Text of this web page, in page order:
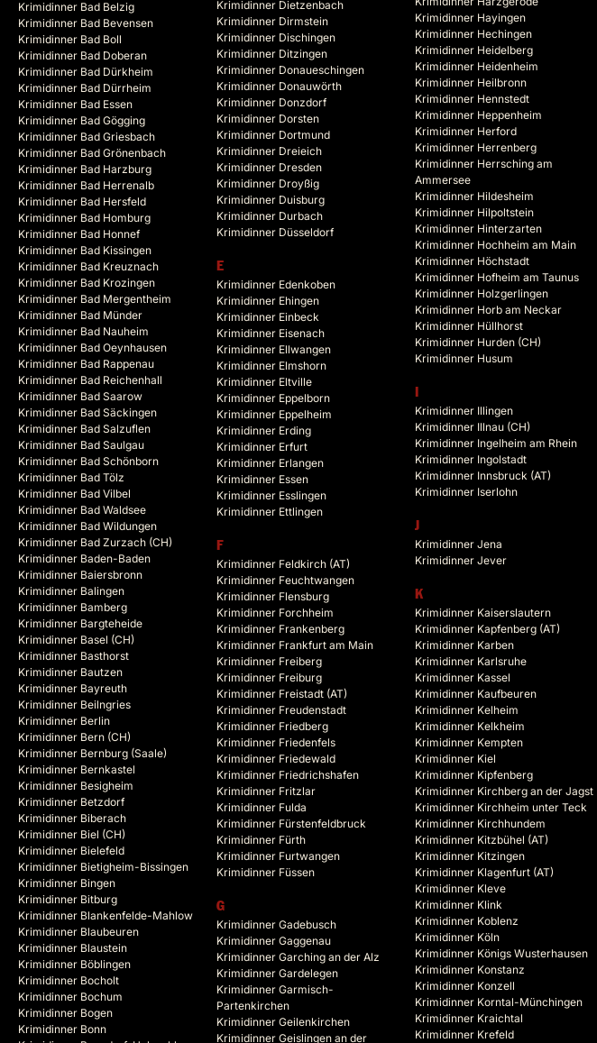
Krimidinner Bad Belzig
Krimidinner Bad Bevensen
Krimidinner Bad Boll
Krimidinner Bad Doberan
Krimidinner Bad Dürkheim
Krimidinner Bad Dürrheim
Krimidinner Bad Essen
Krimidinner Bad Gögging
Krimidinner Bad Griesbach
Krimidinner Bad Grönenbach
Krimidinner Bad Harzburg
Krimidinner Bad Herrenalb
Krimidinner Bad Hersfeld
Krimidinner Bad Homburg
Krimidinner Bad Honnef
Krimidinner Bad Kissingen
Krimidinner Bad Kreuznach
Krimidinner Bad Krozingen
Krimidinner Bad Mergentheim
Krimidinner Bad Münder
Krimidinner Bad Nauheim
Krimidinner Bad Oeynhausen
Krimidinner Bad Rappenau
Krimidinner Bad Reichenhall
Krimidinner Bad Saarow
Krimidinner Bad Säckingen
Krimidinner Bad Salzuflen
Krimidinner Bad Saulgau
Krimidinner Bad Schönborn
Krimidinner Bad Tölz
Krimidinner Bad Vilbel
Krimidinner Bad Waldsee
Krimidinner Bad Wildungen
Krimidinner Bad Zurzach (CH)
Krimidinner Baden-Baden
Krimidinner Baiersbronn
Krimidinner Balingen
Krimidinner Bamberg
Krimidinner Bargteheide
Krimidinner Basel (CH)
Krimidinner Basthorst
Krimidinner Bautzen
Krimidinner Bayreuth
Krimidinner Beilngries
Krimidinner Berlin
Krimidinner Bern (CH)
Krimidinner Bernburg (Saale)
Krimidinner Bernkastel
Krimidinner Besigheim
Krimidinner Betzdorf
Krimidinner Biberach
Krimidinner Biel (CH)
Krimidinner Bielefeld
Krimidinner Bietigheim-Bissingen
Krimidinner Bingen
Krimidinner Bitburg
Krimidinner Blankenfelde-Mahlow
Krimidinner Blaubeuren
Krimidinner Blaustein
Krimidinner Böblingen
Krimidinner Bocholt
Krimidinner Bochum
Krimidinner Bogen
Krimidinner Bonn
Krimidinner Dietzenbach
Krimidinner Dirmstein
Krimidinner Dischingen
Krimidinner Ditzingen
Krimidinner Donaueschingen
Krimidinner Donauwörth
Krimidinner Donzdorf
Krimidinner Dorsten
Krimidinner Dortmund
Krimidinner Dreieich
Krimidinner Dresden
Krimidinner Droyßig
Krimidinner Duisburg
Krimidinner Durbach
Krimidinner Düsseldorf
E
Krimidinner Edenkoben
Krimidinner Ehingen
Krimidinner Einbeck
Krimidinner Eisenach
Krimidinner Ellwangen
Krimidinner Elmshorn
Krimidinner Eltville
Krimidinner Eppelborn
Krimidinner Eppelheim
Krimidinner Erding
Krimidinner Erfurt
Krimidinner Erlangen
Krimidinner Essen
Krimidinner Esslingen
Krimidinner Ettlingen
F
Krimidinner Feldkirch (AT)
Krimidinner Feuchtwangen
Krimidinner Flensburg
Krimidinner Forchheim
Krimidinner Frankenberg
Krimidinner Frankfurt am Main
Krimidinner Freiberg
Krimidinner Freiburg
Krimidinner Freistadt (AT)
Krimidinner Freudenstadt
Krimidinner Friedberg
Krimidinner Friedenfels
Krimidinner Friedewald
Krimidinner Friedrichshafen
Krimidinner Fritzlar
Krimidinner Fulda
Krimidinner Fürstenfeldbruck
Krimidinner Fürth
Krimidinner Furtwangen
Krimidinner Füssen
G
Krimidinner Gadebusch
Krimidinner Gaggenau
Krimidinner Garching an der Alz
Krimidinner Gardelegen
Krimidinner Garmisch-
Partenkirchen
Krimidinner Geilenkirchen
Krimidinner Geislingen an der
Krimidinner Hayingen
Krimidinner Hechingen
Krimidinner Heidelberg
Krimidinner Heidenheim
Krimidinner Heilbronn
Krimidinner Hennstedt
Krimidinner Heppenheim
Krimidinner Herford
Krimidinner Herrenberg
Krimidinner Herrsching am
Ammersee
Krimidinner Hildesheim
Krimidinner Hilpoltstein
Krimidinner Hinterzarten
Krimidinner Hochheim am Main
Krimidinner Höchstadt
Krimidinner Hofheim am Taunus
Krimidinner Holzgerlingen
Krimidinner Horb am Neckar
Krimidinner Hüllhorst
Krimidinner Hurden (CH)
Krimidinner Husum
Krimidinner Illingen
Krimidinner Illnau (CH)
Krimidinner Ingelheim am Rhein
Krimidinner Ingolstadt
Krimidinner Innsbruck (AT)
Krimidinner Iserlohn
J
Krimidinner Jena
Krimidinner Jever
K
Krimidinner Kaiserslautern
Krimidinner Kapfenberg (AT)
Krimidinner Karben
Krimidinner Karlsruhe
Krimidinner Kassel
Krimidinner Kaufbeuren
Krimidinner Kelheim
Krimidinner Kelkheim
Krimidinner Kempten
Krimidinner Kiel
Krimidinner Kipfenberg
Krimidinner Kirchberg an der Jagst
Krimidinner Kirchheim unter Teck
Krimidinner Kirchhundem
Krimidinner Kitzbühel (AT)
Krimidinner Kitzingen
Krimidinner Klagenfurt (AT)
Krimidinner Kleve
Krimidinner Klink
Krimidinner Koblenz
Krimidinner Köln
Krimidinner Königs Wusterhausen
Krimidinner Konstanz
Krimidinner Konzell
Krimidinner Korntal-Münchingen
Krimidinner Kraichtal
Krimidinner Krefeld